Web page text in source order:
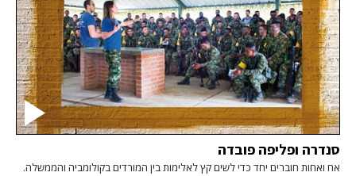
סנדרה ופליפה פובדה
אח ואחות חוברים יחד כדי לשים קץ לאלימות בין המורדים בקולומביה והממשלה.